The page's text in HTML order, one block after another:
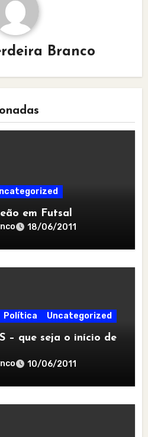
Branco
em Futsal
18/06/2011
Política Uncategorized
– que seja o início de
10/06/2011